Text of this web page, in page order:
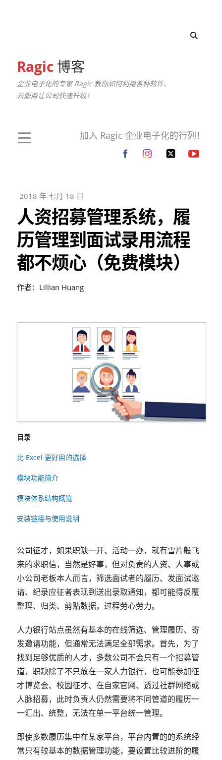
Ragic博客
企业电子化的专家 Ragic 教你如何利用各种软件、
云服务让公司快速升级！
加入 Ragic 企业电子化的行列！
2018 年 七月 18 日
人资招募管理系统，履
历管理到面试录用流程
都不烦心（免费模块）
作者：Lillian Huang
目录
比 Excel 更好用的选择
模块功能简介
模块体系结构概览
安装链接与使用说明
公司征才，如果职缺一开、活动一办，就有雪片般飞
来的求职信，当然是好事，但对负责的人资、人事或
小公司老板本人而言，筛选面试者的履历、发面试邀
请、纪录应征者表现到送出录取通知，都可能得反覆
整理、归类、剪贴数据，过程劳心劳力。
人力银行站点虽然有基本的在线筛选、管理履历、寄
发邀请功能，但通常无法满足全部需求。首先，为了
找到足够优质的人才，多数公司不会只有一个招募管
道，职缺除了不只放在一家人力银行，也可能参加征
才博览会、校园征才、在自家官网、透过社群网络或
人脉招募，此时负责人仍然需要将不同管道的履历一
一汇出、统整，无法在单一平台统一管理。
即使多数履历集中在某家平台，平台内置的的系统经
常只有较基本的数据管理功能，要设置比较进阶的履